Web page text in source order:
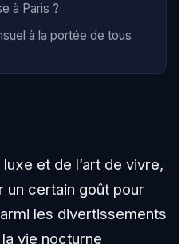
à Paris ?
à la portée de tous
luxe et de l’art de vivre,
un certain goût pour
les divertissements
vie nocturne